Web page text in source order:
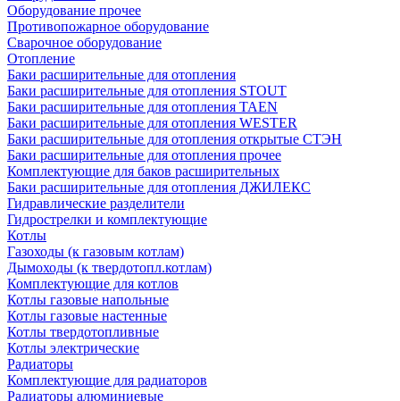
Оборудование прочее
Противопожарное оборудование
Сварочное оборудование
Отопление
Баки расширительные для отопления
Баки расширительные для отопления STOUT
Баки расширительные для отопления TAEN
Баки расширительные для отопления WESTER
Баки расширительные для отопления открытые СТЭН
Баки расширительные для отопления прочее
Комплектующие для баков расширительных
Баки расширительные для отопления ДЖИЛЕКС
Гидравлические разделители
Гидрострелки и комплектующие
Котлы
Газоходы (к газовым котлам)
Дымоходы (к твердотопл.котлам)
Комплектующие для котлов
Котлы газовые напольные
Котлы газовые настенные
Котлы твердотопливные
Котлы электрические
Радиаторы
Комплектующие для радиаторов
Радиаторы алюминиевые